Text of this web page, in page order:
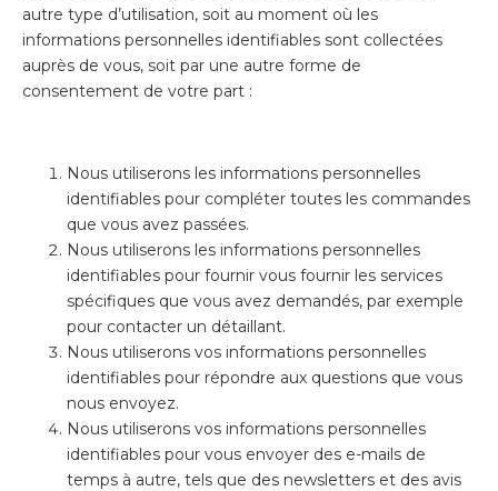
autre type d’utilisation, soit au moment où les
informations personnelles identifiables sont collectées
auprès de vous, soit par une autre forme de
consentement de votre part :
Nous utiliserons les informations personnelles
identifiables pour compléter toutes les commandes
que vous avez passées.
Nous utiliserons les informations personnelles
identifiables pour fournir vous fournir les services
spécifiques que vous avez demandés, par exemple
pour contacter un détaillant.
Nous utiliserons vos informations personnelles
identifiables pour répondre aux questions que vous
nous envoyez.
Nous utiliserons vos informations personnelles
identifiables pour vous envoyer des e-mails de
temps à autre, tels que des newsletters et des avis